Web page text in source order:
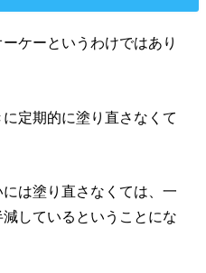
ケーというわけではあり
定期的に塗り直さなくて
は塗り直さなくては、一
しているということにな